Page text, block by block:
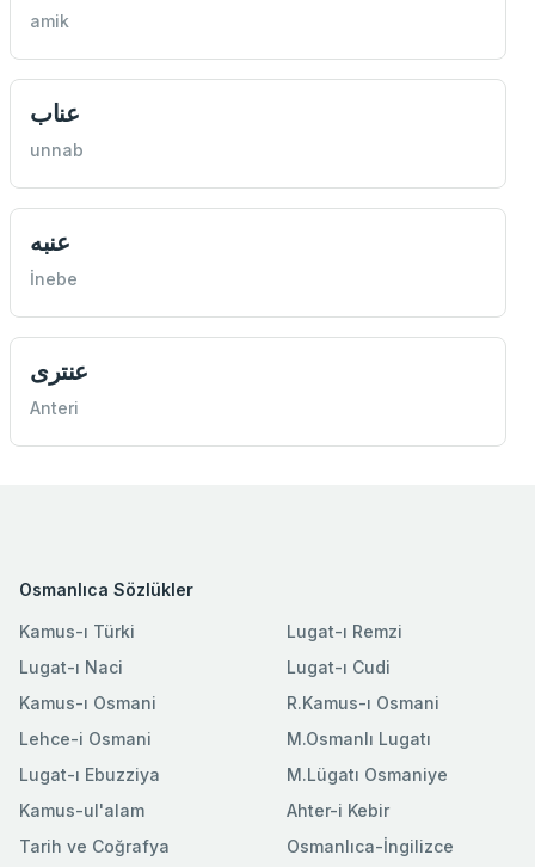
amik
عناب
unnab
عنبه
İnebe
عنتری
Anteri
Osmanlıca Sözlükler
Kamus-ı Türki
Lugat-ı Naci
Kamus-ı Osmani
Lehce-i Osmani
Lugat-ı Ebuzziya
Lugat-ı Remzi
Lugat-ı Cudi
R.Kamus-ı Osmani
M.Osmanlı Lugatı
M.Lügatı Osmaniye
Kamus-ul'alam
Tarih ve Coğrafya
Ahter-i Kebir
Osmanlıca-İngilizce